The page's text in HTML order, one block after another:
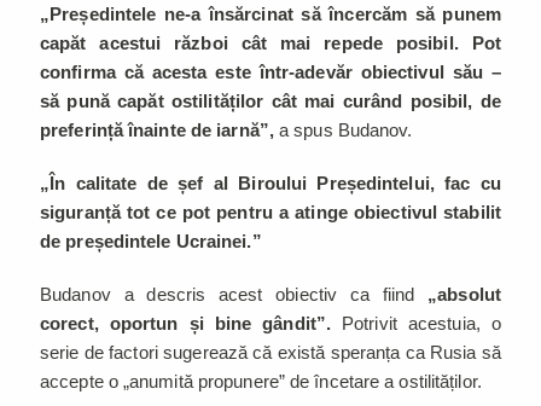
„Președintele ne-a însărcinat să încercăm să punem
capăt acestui război cât mai repede posibil. Pot
confirma că acesta este într-adevăr obiectivul său –
să pună capăt ostilităților cât mai curând posibil, de
preferință înainte de iarnă”,a spus Budanov.
„În calitate de șef al Biroului Președintelui, fac cu
siguranță tot ce pot pentru a atinge obiectivul stabilit
de președintele Ucrainei.”
Budanov a descris acest obiectiv ca fiind „absolut
corect, oportun și bine gândit”. Potrivit acestuia, o
serie de factori sugerează că există speranța ca Rusia să
accepte o „anumită propunere” de încetare a ostilităților.